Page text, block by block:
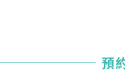
預
您好，您的會員申請，已